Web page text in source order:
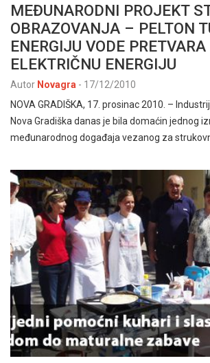
MEĐUNARODNI PROJEKT
OBRAZOVANJA – PELTON
ENERGIJU VODE PRETVARA
ELEKTRIČNU ENERGIJU
Autor Novagra - 17/12/2010
NOVA GRADIŠKA, 17. prosinac 2010. –
Nova Gradiška danas je bila domaćin jednog
međunarodnog događaja vezanog za